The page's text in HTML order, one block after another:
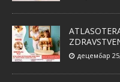
децембар